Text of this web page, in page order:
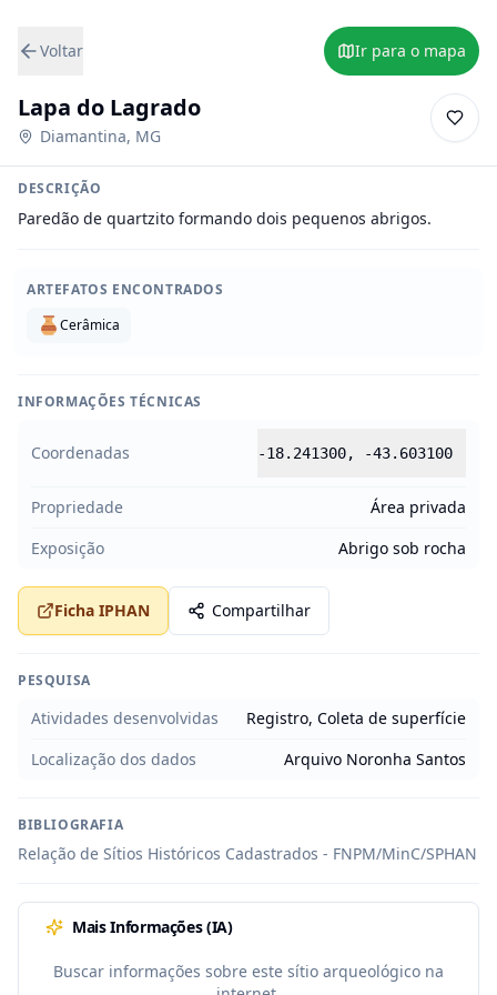
Voltar Ir para o mapa
Lapa do Lagrado
Diamantina, MG
DESCRIÇÃO
Paredão de quartzito formando dois pequenos abrigos.
ARTEFATOS ENCONTRADOS
Cerâmica
INFORMAÇÕES TÉCNICAS
Coordenadas -18.241300, -43.603100
Propriedade
Área privada
Exposição
Abrigo sob rocha
Ficha IPHAN Compartilhar
PESQUISA
Atividades desenvolvidas
Registro, Coleta de superfície
Localização dos dados
Arquivo Noronha Santos
BIBLIOGRAFIA
Relação de Sítios Históricos Cadastrados - FNPM/MinC/SPHAN
Mais Informações (IA)
Buscar informações sobre este sítio arqueológico na